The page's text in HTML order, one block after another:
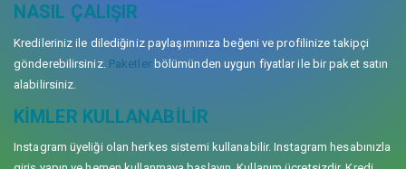
NASIL ÇALIŞIR
Kredileriniz ile dilediğiniz paylaşımınıza beğeni ve profilinize takipçi
gönderebilirsiniz. Paketlerbölümünden uygun fiyatlar ile bir paket satın
alabilirsiniz.
KIMLER KULLANABILIR
Instagram üyeliği olan herkes sistemi kullanabilir. Instagram hesabınızla